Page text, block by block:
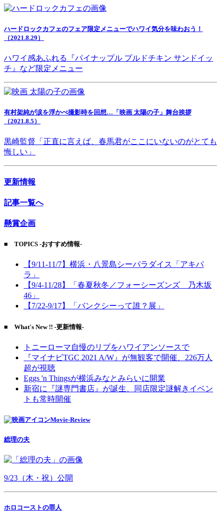
ハードロックカフェのフェア限定メニューでハワイ気分を味わおう！
（2021.8.29）
ハワイ感あふれる『パイナップル プルドチキン サンドイッ
チ』など限定メニュー
有村架純が涙を浮かべ撮影時を回想…「映画 太陽の子」舞台挨拶
（2021.8.5）
黒崎監督「正直に言えば、春馬君がここにいないのがとても
悔しい」
更新情報
記事一覧へ
懸賞企画
■ TOPICS -おすすめ情報-
【9/11-11/7】横浜・八景島シーパラダイス「アキパ
ラ」
【9/4-11/28】「春夏秋冬／フォーシーズンズ 乃木坂
46」
【7/22-9/17】「バンクシーって誰？展」
■ What's New !! -更新情報-
トニーローマ自慢のリブをハワイアンソースで
『マイナビTGC 2021 A/W』が無観客で開催、226万人
超が視聴
Eggs 'n Thingsが横浜みなとみらいに開業
新宿に『謎専門書店』が誕生、同店限定謎解きイベン
トも常時開催
Movie-Review
総理の夫
9/23（木・祝）公開
ホロコーストの罪人